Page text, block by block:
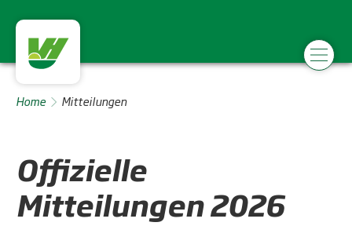
Home Mitteilungen
Offizielle
Mitteilungen2026